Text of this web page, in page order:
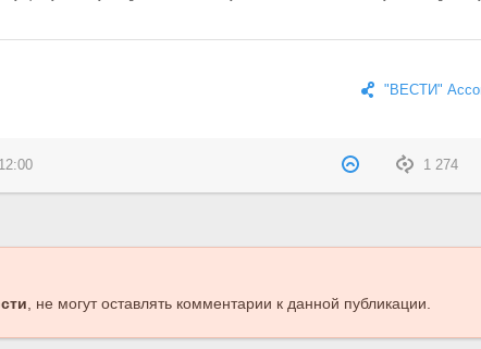
"ВЕСТИ"
1 274
, не могут оставлять комментарии к данной публикации.